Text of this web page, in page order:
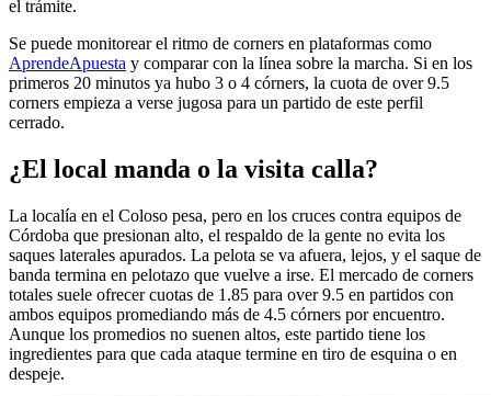
el trámite.
Se puede monitorear el ritmo de corners en plataformas como
AprendeApuesta y comparar con la línea sobre la marcha. Si en los
primeros 20 minutos ya hubo 3 o 4 córners, la cuota de over 9.5
corners empieza a verse jugosa para un partido de este perfil
cerrado.
¿El local manda o la visita calla?
La localía en el Coloso pesa, pero en los cruces contra equipos de
Córdoba que presionan alto, el respaldo de la gente no evita los
saques laterales apurados. La pelota se va afuera, lejos, y el saque de
banda termina en pelotazo que vuelve a irse. El mercado de corners
totales suele ofrecer cuotas de 1.85 para over 9.5 en partidos con
ambos equipos promediando más de 4.5 córners por encuentro.
Aunque los promedios no suenen altos, este partido tiene los
ingredientes para que cada ataque termine en tiro de esquina o en
despeje.